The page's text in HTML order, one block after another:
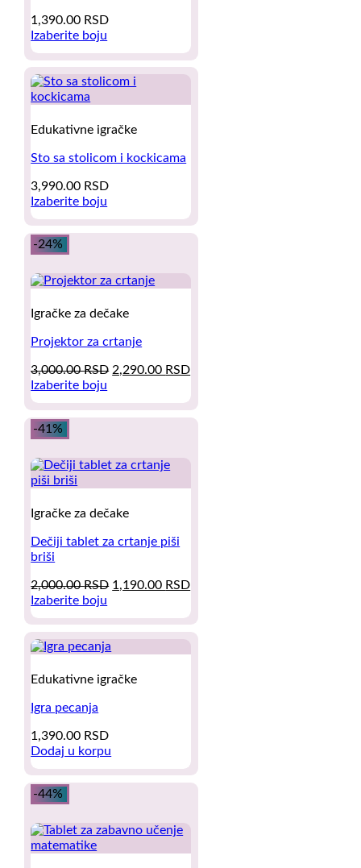
on
the
product
page
1,390.00 RSD
Izaberite boju
This
product
has
multiple
The
may
chosen
on
the
product
page
Edukativne igračke
Sto sa stolicom i kockicama
3,990.00 RSD
Izaberite boju
This
product
has
variants.
The
options
may
be
on
the
product
page
-24%
Igračke za dečake
Projektor za crtanje
3,000.00RSD Original
was:
3,000.00 RSD.
2,290.00 RSDCurrent
is:
2,290.00 RSD.
Izaberite boju
This
product
has
variants.
The
options
may
be
chosen
on
product
page
-41%
Igračke za dečake
Dečiji tablet za crtanje piši
briši
2,000.00RSD Original
2,000.00 RSD.
1,190.00 RSDCurrent
is:
1,190.00 RSD.
Izaberite boju
This
product
has
variants.
options
be
chosen
on
the
product
Edukativne igračke
Igra pecanja
1,390.00 RSD
Dodaj u korpu
-44%